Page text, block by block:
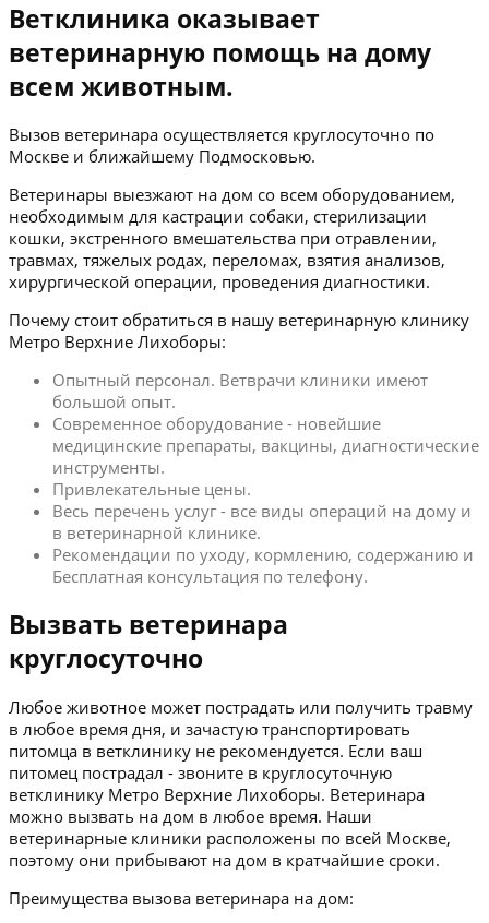
Ветклиника оказывает
ветеринарную помощь на дому
всем животным.
Вызов ветеринара осуществляется круглосуточно по
Москве и ближайшему Подмосковью.
Ветеринары выезжают на дом со всем оборудованием,
необходимым для кастрации собаки, стерилизации
кошки, экстренного вмешательства при отравлении,
травмах, тяжелых родах, переломах, взятия анализов,
хирургической операции, проведения диагностики.
Почему стоит обратиться в нашу ветеринарную клинику
Метро Верхние Лихоборы:
Опытный персонал. Ветврачи клиники имеют
большой опыт.
Современное оборудование - новейшие
медицинские препараты, вакцины, диагностические
инструменты.
Привлекательные цены.
Весь перечень услуг - все виды операций на дому и
в ветеринарной клинике.
Рекомендации по уходу, кормлению, содержанию и
Бесплатная консультация по телефону.
Вызвать ветеринара
круглосуточно
Любое животное может пострадать или получить травму
в любое время дня, и зачастую транспортировать
питомца в ветклинику не рекомендуется. Если ваш
питомец пострадал - звоните в круглосуточную
ветклинику Метро Верхние Лихоборы. Ветеринара
можно вызвать на дом в любое время. Наши
ветеринарные клиники расположены по всей Москве,
поэтому они прибывают на дом в кратчайшие сроки.
Преимущества вызова ветеринара на дом: